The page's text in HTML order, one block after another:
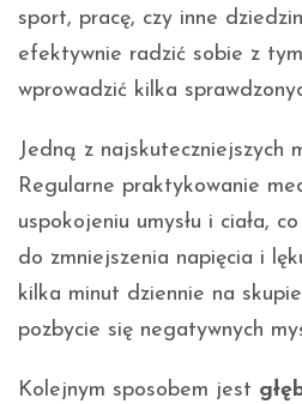
sport, pracę, czy inne
efektywnie radzić sobie z
wprowadzić kilka
Jedną z najskuteczniejszych
Regularne praktykowanie
uspokojeniu umysłu i ciała,
do zmniejszenia napięcia i
kilka minut dziennie na
pozbycie się negatywnych
Kolejnym sposobem jest